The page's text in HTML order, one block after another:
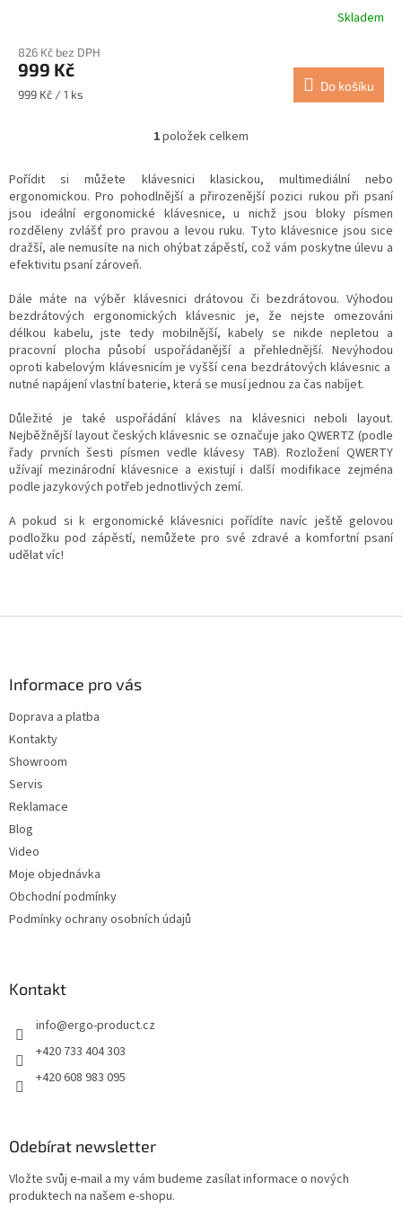
Skladem
826 Kč bez DPH
999 Kč
Měrná
999 Kč / 1 ks
Do košíku
O
á
d
a
c
r
v
k
y
v
ý
i
s
u
1položek celkem
Pořídit si můžete klávesnici klasickou, multimediální nebo
ergonomickou. Pro pohodlnější a přirozenější pozici rukou při psaní
jsou ideální ergonomické klávesnice, u nichž jsou bloky písmen
rozděleny zvlášť pro pravou a levou ruku. Tyto klávesnice jsou sice
dražší, ale nemusíte na nich ohýbat zápěstí, což vám poskytne úlevu a
efektivitu psaní zároveň.
Dále máte na výběr klávesnici drátovou či bezdrátovou. Výhodou
bezdrátových ergonomických klávesnic je, že nejste omezováni
délkou kabelu, jste tedy mobilnější, kabely se nikde nepletou a
pracovní plocha působí uspořádanější a přehlednější. Nevýhodou
oproti kabelovým klávesnicím je vyšší cena bezdrátových klávesnic a
nutné napájení vlastní baterie, která se musí jednou za čas nabíjet.
Důležité je také uspořádání kláves na klávesnici neboli layout.
Nejběžnější layout českých klávesnic se označuje jako QWERTZ (podle
řady prvních šesti písmen vedle klávesy TAB). Rozložení QWERTY
užívají mezinárodní klávesnice a existují i další modifikace zejména
podle jazykových potřeb jednotlivých zemí.
A pokud si k ergonomické klávesnici pořídíte navíc ještě gelovou
podložku pod zápěstí, nemůžete pro své zdravé a komfortní psaní
udělat víc!
Informace pro vás
Doprava a platba
Kontakty
Showroom
Servis
Reklamace
Blog
Video
Moje objednávka
Obchodní podmínky
Podmínky ochrany osobních údajů
Kontakt
info@ergo-product.cz
+420 733 404 303
+420 608 983 095
Odebírat newsletter
Vložte svůj e-mail a my vám budeme zasílat informace o nových
produktech na našem e-shopu.